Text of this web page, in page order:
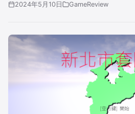
2024年5月10日 GameReview